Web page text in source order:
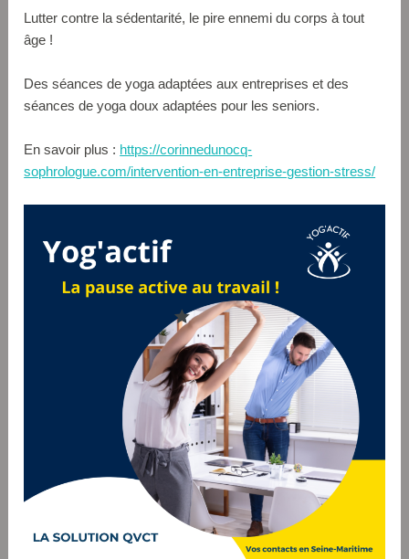
Lutter contre la sédentarité, le pire ennemi du corps à tout
âge !
Des séances de yoga adaptées aux entreprises et des
séances de yoga doux adaptées pour les seniors.
En savoir plus : https://corinnedunocq-
sophrologue.com/intervention-en-entreprise-gestion-stress/